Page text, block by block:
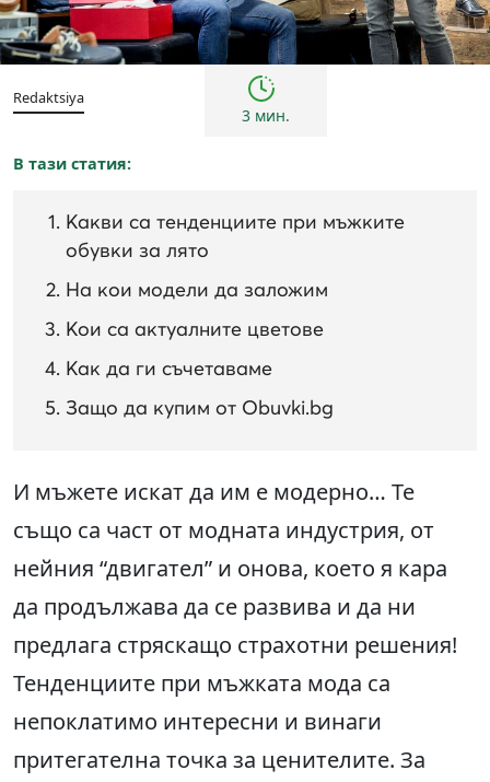
Тенденции
Redaktsiya
3 мин.
В тази статия:
Какви са тенденциите при мъжките
обувки за лято
На кои модели да заложим
Кои са актуалните цветове
Как да ги съчетаваме
Защо да купим от Obuvki.bg
И мъжете искат да им е модерно… Те
също са част от модната индустрия, от
нейния “двигател” и онова, което я кара
да продължава да се развива и да ни
предлага стряскащо страхотни решения!
Тенденциите при мъжката мода са
непоклатимо интересни и винаги
притегателна точка за ценителите. За